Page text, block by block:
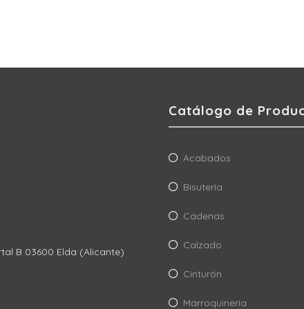
B 03600 Elda (Alicante)
Catálogo de
Acabados
Bisutería
Cadenas
Calzado
Cinturón
Marroquinería